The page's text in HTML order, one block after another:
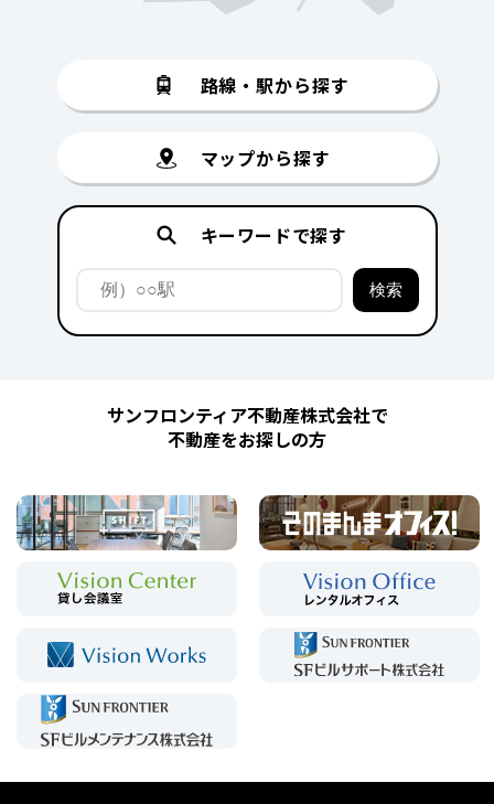
路線・駅から探す
マップから探す
キーワードで探す
サンフロンティア不動産株式会社で
不動産をお探しの方